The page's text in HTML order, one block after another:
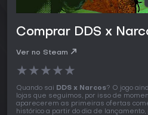
Comprar DDS x
Ver no Steam
★★★★★
Quando sai DDS x Narcos? O jogo
lojas que seguimos, por isso de
aparecerem as primeiras ofertas
histórico a partir do dia de